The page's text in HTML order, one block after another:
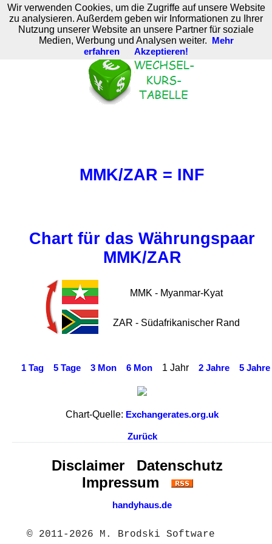
M. Brodski Software
MMK/ZAR = INF
Chart für das Währungspaar
MMK/ZAR
MMK - Myanmar-Kyat
ZAR - Südafrikanischer Rand
1 Tag 5 Tage 3 Mon 6 Mon 1 Jahr 2 Jahre 5 Jahre
Chart-Quelle: Exchangerates.org.uk
Zurück
Disclaimer
Datenschutz
Impressum
handyhaus.de
© 2011-2026 M. Brodski Software
Wir verwenden Cookies, um die Zugriffe auf unsere Website
zu analysieren. Außerdem geben wir Informationen zu Ihrer
Nutzung unserer Website an unsere Partner für soziale
Medien, Werbung und Analysen weiter.
Mehr
erfahren
Akzeptieren!